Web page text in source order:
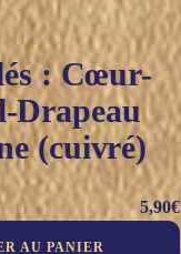
: Cœur-
Drapeau
(cuivré)
5,90€
AU PANIER